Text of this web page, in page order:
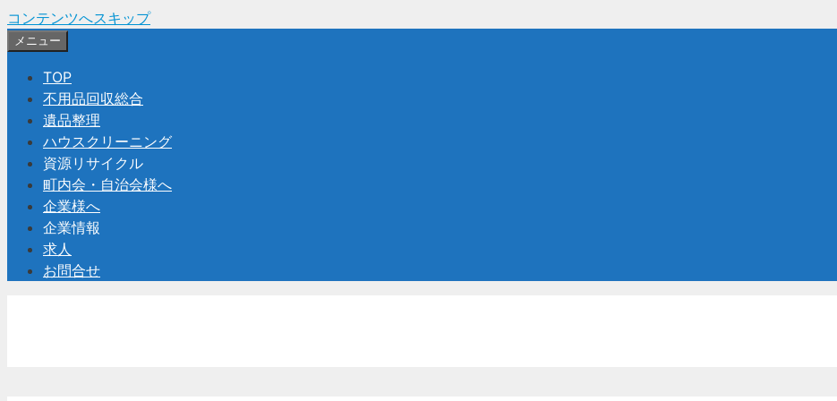
コンテンツへスキップ
メニュー
TOP
不用品回収総合
遺品整理
ハウスクリーニング
資源リサイクル
町内会・自治会様へ
企業様へ
企業情報
求人
お問合せ